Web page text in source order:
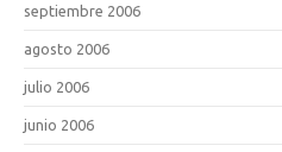
septiembre 2006
agosto 2006
julio 2006
junio 2006